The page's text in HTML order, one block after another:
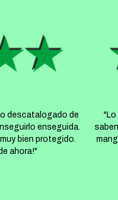
descatalogado de
enseguida.
bien protegido.
ahora!"
"Lo